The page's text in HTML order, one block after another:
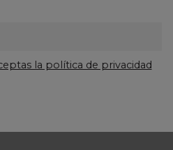
DE LA SERIE X
la política de privacidad